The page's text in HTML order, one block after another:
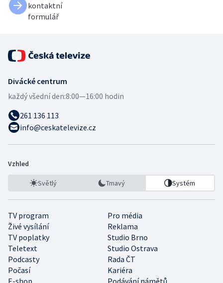
kontaktní
formulář
Divácké centrum
každý všední den:8:00—16:00 hodin
261 136 113
info@ceskatelevize.cz
Vzhled
Světlý Tmavý Systém
TV program
Pro média
Živé vysílání
Reklama
TV poplatky
Studio Brno
Teletext
Studio Ostrava
Podcasty
Rada ČT
Počasí
Kariéra
E-shop
Podávání námětů